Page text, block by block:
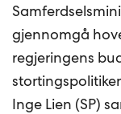
gjennomgå
regjeringens
Inge Lien (SP)